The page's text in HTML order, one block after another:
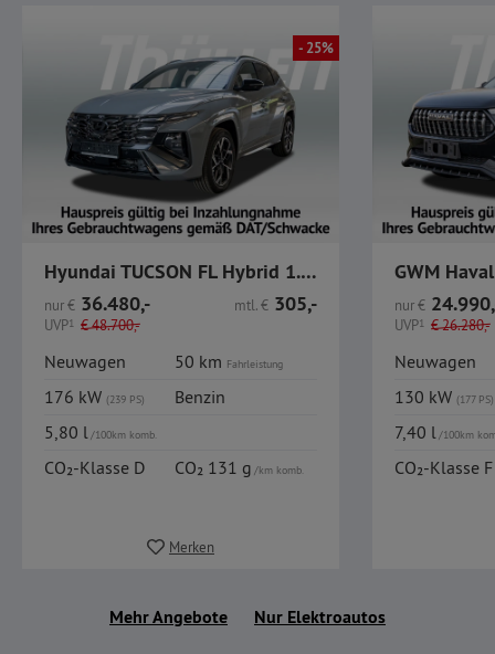
- 25%
Hyundai TUCSON FL Hybrid 1.6 T-GDi 6-AT 2WD N Line
nur€ 36.480,-
UVP1 €48.700,-
mtl.€ 305,-
Neuwagen 50 km Fahrleistung
176 kW (239 PS)
Benzin
5,80 l/100km komb.
CO₂-Klasse D CO₂ 131 g/km komb.
Merken
nur€
UVP1 €26.280,-
Neuwagen
130 kW (177 PS)
7,40 l/100km
CO₂-Klasse F
Mehr Angebote Nur Elektroautos